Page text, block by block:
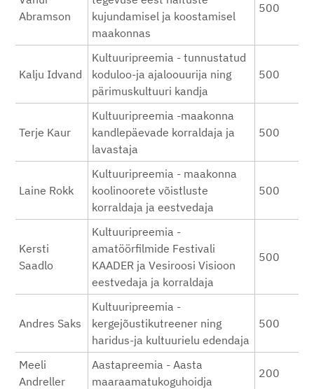
Abramson
kujundamisel ja koostamisel
maakonnas
500
Kalju Idvand
Kultuuripreemia - tunnustatud
koduloo-ja ajaloouurija ning
pärimuskultuuri kandja
500
Terje Kaur
Kultuuripreemia -maakonna
kandlepäevade korraldaja ja
lavastaja
500
Laine Rokk
Kultuuripreemia - maakonna
koolinoorete võistluste
korraldaja ja eestvedaja
500
Kersti
Saadlo
Kultuuripreemia -
amatöörfilmide Festivali
KAADER ja Vesiroosi Visioon
eestvedaja ja korraldaja
500
Andres Saks
Kultuuripreemia -
kergejõustikutreener ning
haridus-ja kultuurielu edendaja
500
Meeli
Andreller
Aastapreemia - Aasta
maaraamatukoguhoidja
200